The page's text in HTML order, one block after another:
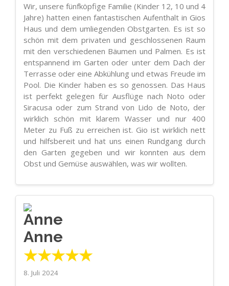
Wir, unsere fünfköpfige Familie (Kinder 12, 10 und 4
Jahre) hatten einen fantastischen Aufenthalt in Gios
Haus und dem umliegenden Obstgarten. Es ist so
schön mit dem privaten und geschlossenen Raum
mit den verschiedenen Bäumen und Palmen. Es ist
entspannend im Garten oder unter dem Dach der
Terrasse oder eine Abkühlung und etwas Freude im
Pool. Die Kinder haben es so genossen. Das Haus
ist perfekt gelegen für Ausflüge nach Noto oder
Siracusa oder zum Strand von Lido de Noto, der
wirklich schön mit klarem Wasser und nur 400
Meter zu Fuß zu erreichen ist. Gio ist wirklich nett
und hilfsbereit und hat uns einen Rundgang durch
den Garten gegeben und wir konnten aus dem
Obst und Gemüse auswählen, was wir wollten.
Anne
★★★★★
8. Juli 2024